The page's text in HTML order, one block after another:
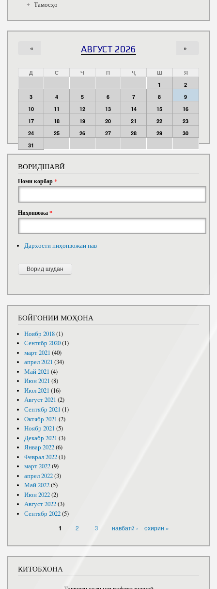
Тамосҳо
АВГУСТ 2026
« »
Д С Ч П Ҷ Ш
Я
1
2
3
4 5 6 7 8
9
10
11 12 13 14 15
16
17
18 19 20 21 22
23
24
25 26 27 28 29
30
31
ВОРИДШАВӢ
Номи корбар*
Ниҳонвожа*
Дархости ниҳонвожаи нав
БОЙГОНИИ МОҲОНА
Ноябр 2018(1)
Сентябр 2020(1)
март 2021 (40)
апрел 2021 (34)
Май 2021 (4)
Июн 2021 (8)
Июл 2021 (16)
Август 2021 (2)
Сентябр 2021 (1)
Октябр 2021 (2)
Ноябр 2021 (5)
Декабр 2021 (3)
Январ 2022(6)
Феврал 2022(1)
март 2022(9)
апрел 2022(3)
Май 2022(5)
Июн 2022(2)
Август 2022(3)
Сентябр 2022(5)
1 2 3 навбатӣ › охирин »
КИТОБХОНА